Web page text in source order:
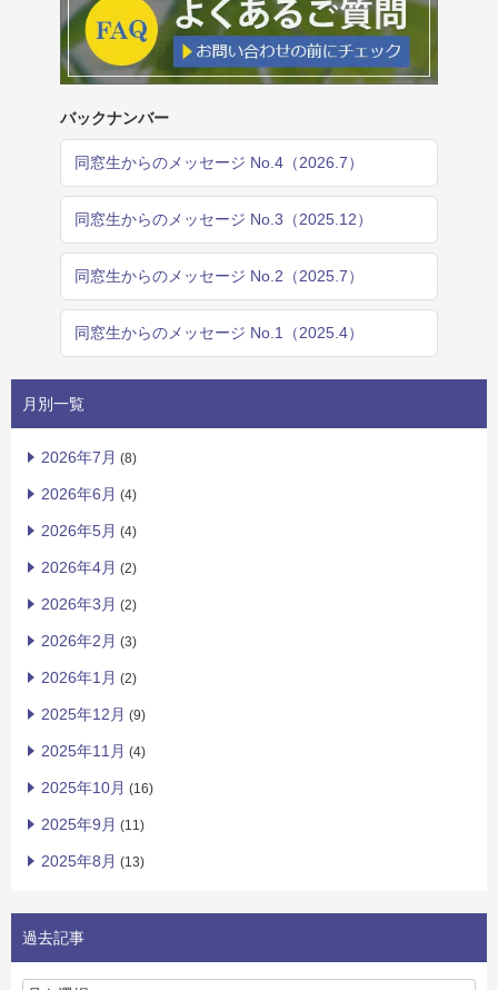
バックナンバー
同窓生からのメッセージ No.4（2026.7）
同窓生からのメッセージ No.3（2025.12）
同窓生からのメッセージ No.2（2025.7）
同窓生からのメッセージ No.1（2025.4）
月別一覧
2026年7月 (8)
2026年6月 (4)
2026年5月 (4)
2026年4月 (2)
2026年3月 (2)
2026年2月 (3)
2026年1月 (2)
2025年12月 (9)
2025年11月 (4)
2025年10月 (16)
2025年9月 (11)
2025年8月 (13)
過去記事